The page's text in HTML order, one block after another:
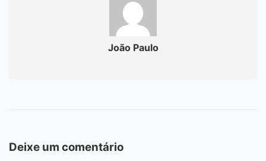
João Paulo
Deixe um comentário